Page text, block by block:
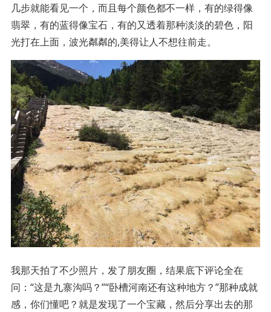
几步就能看见一个，而且每个颜色都不一样，有的绿得像
翡翠，有的蓝得像宝石，有的又透着那种淡淡的碧色，阳
光打在上面，波光粼粼的,美得让人不想往前走。
我那天拍了不少照片，发了朋友圈，结果底下评论全在
问：“这是九寨沟吗？”“卧槽河南还有这种地方？”那种成就
感，你们懂吧？就是发现了一个宝藏，然后分享出去的那